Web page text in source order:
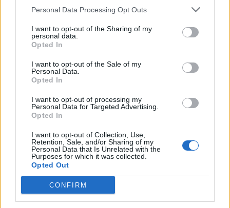
Personal Data Processing Opt Outs
I want to opt-out of the Sharing of my
personal data.
Opted In
I want to opt-out of the Sale of my
Personal Data.
Opted In
I want to opt-out of processing my
Personal Data for Targeted Advertising.
Opted In
I want to opt-out of Collection, Use,
Retention, Sale, and/or Sharing of my
Personal Data that Is Unrelated with the
Purposes for which it was collected.
Opted Out
CONFIRM
πολιτικές της υγείας
To “οικο-άγχος” και οι ψυχολογικές επιπτώσεις
των ακραίων καιρικών φαινομένων
AIDS Gilead Sciences Ελλάδας
healthstories